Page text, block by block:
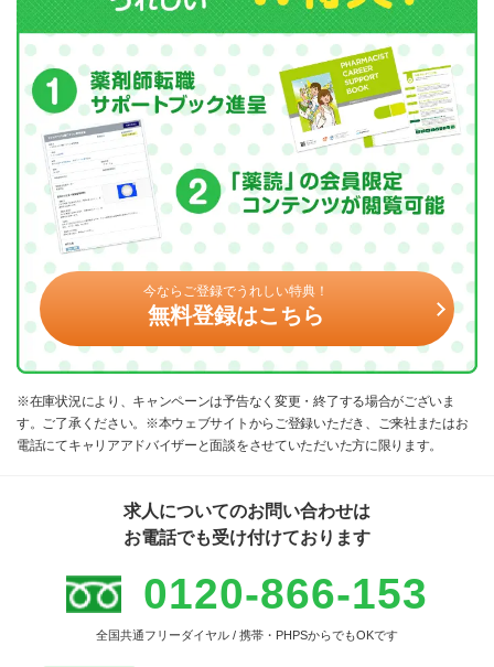
今ならご登録でうれしい特典！
無料登録はこちら
※在庫状況により、キャンペーンは予告なく変更・終了する場合がございま
す。ご了承ください。※本ウェブサイトからご登録いただき、ご来社またはお
電話にてキャリアアドバイザーと面談をさせていただいた方に限ります。
求人についてのお問い合わせは
お電話でも受け付けております
0120-866-153
全国共通フリーダイヤル / 携帯・PHPSからでもOKです